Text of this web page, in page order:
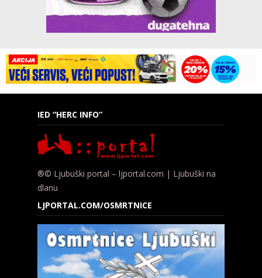
IED “HERC INFO”
®© Ljubuški portal – ljportal.com | Ljubuški na
dlanu
LJPORTAL.COM/OSMRTNICE